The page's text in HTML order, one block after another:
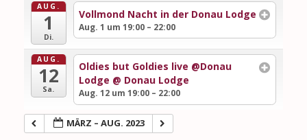
AUG.
1
Di.
Vollmond Nacht in der Donau Lodge
Aug. 1 um 19:00 – 22:00
AUG.
12
Sa.
Oldies but Goldies live @Donau
Lodge @ Donau Lodge
Aug. 12 um 19:00 – 22:00
MÄRZ – AUG. 2023